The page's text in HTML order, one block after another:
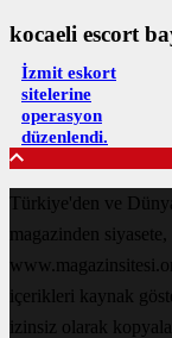
kocaeli escort
İzmit eskort
sitelerine
operasyon
düzenlendi.
Türkiye'den ve
magazinden
içerikleri kaynak
izinsiz olarak